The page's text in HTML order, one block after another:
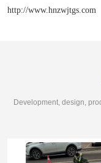
http://www.hnzwjtgs.com